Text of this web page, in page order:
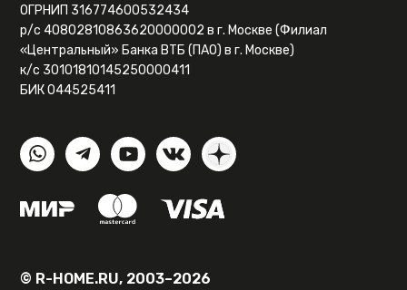
ОГРНИП 316774600532434
р/с 40802810863620000002 в г. Москве (Филиал
«Центральный» Банка ВТБ (ПАО) в г. Москве)
к/с 30101810145250000411
БИК 044525411
© R-HOME.RU, 2003–2026